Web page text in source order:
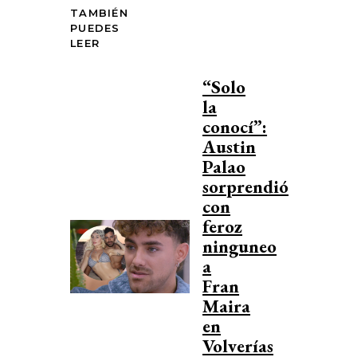
TAMBIÉN
PUEDES
LEER
“Solo
la
conocí”:
Austin
Palao
sorprendió
con
feroz
ninguneo
a
Fran
Maira
en
Volverías